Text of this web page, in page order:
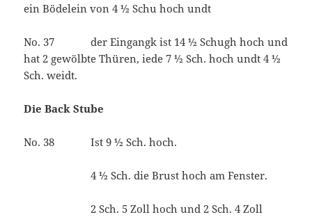
ein Bödelein von 4 ½ Schu hoch undt
No. 37 der Eingangk ist 14 ½ Schugh hoch und
hat 2 gewölbte Thüren, iede 7 ½ Sch. hoch undt 4 ½
Sch. weidt.
Die Back Stube
No. 38 Ist 9 ½ Sch. hoch.
4 ½ Sch. die Brust hoch am Fenster.
2 Sch. 5 Zoll hoch und 2 Sch. 4 Zoll